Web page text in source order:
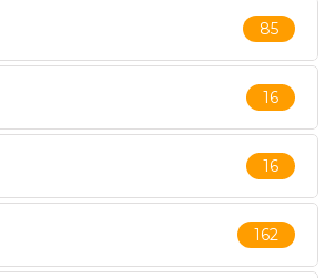
85
16
16
162